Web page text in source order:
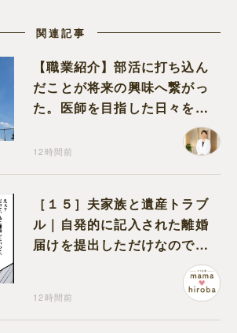
関連記事
【職業紹介】部活に打ち込ん
だことが将来の興味へ繋がっ
た。医師を目指した日々を振
12時間前
［１５］夫家族と遺産トラブ
ル｜自発的に記入された離婚
届けを提出しただけなので、
12時間前